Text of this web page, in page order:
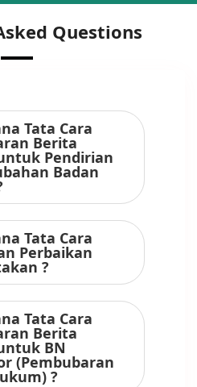
Questions
Tata Cara
Berita
Pendirian
Badan
Tata Cara
Perbaikan
?
Tata Cara
Berita
BN
(Pembubaran
?